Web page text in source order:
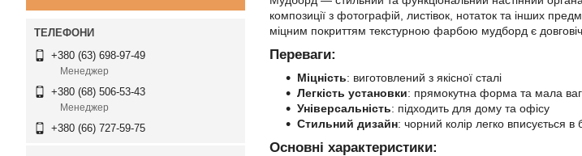
композиції з фотографій, листівок, нотаток та інших
міцним покриттям текстурною фарбою мудборд є
Переваги:
Міцність: виготовлений з якісної сталі
Легкість установки: прямокутна форма та мала
Універсальність: підходить для дому та офісу
Стильний дизайн: чорний колір легко вписується в
Основні характеристики:
+380 (63) 698-97-49
Менеджер
+380 (68) 506-53-43
Менеджер
+380 (66) 727-59-75